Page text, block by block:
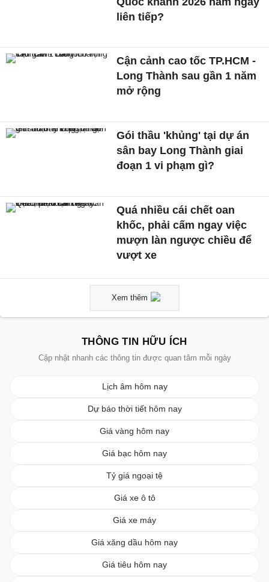
liên tiếp?
Cận cảnh cao tốc TP.HCM -
Long Thành sau gần 1 năm
mở rộng
Gói thầu 'khủng' tại dự án
sân bay Long Thành giai
đoạn 1 vi phạm gì?
Quá nhiều cái chết oan
khốc, phải cấm ngay việc
mượn làn ngược chiều để
vượt xe
Xem thêm
THÔNG TIN HỮU ÍCH
Cập nhật nhanh các thông tin được quan tâm mỗi ngày
Lịch âm hôm nay
Dự báo thời tiết hôm nay
Giá vàng hôm nay
Giá bạc hôm nay
Tỷ giá ngoại tệ
Giá xe ô tô
Giá xe máy
Giá xăng dầu hôm nay
Giá tiêu hôm nay